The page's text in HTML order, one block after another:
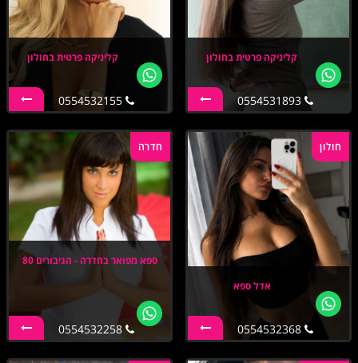
קליניקה פרטית בחולון
0554531893
קליניקה פרטית בחולון
0554532155
חולון
אדל ספא
0554532368
חדרה
ספא מפואר בחדרה - הגיבורים 80
0554532258